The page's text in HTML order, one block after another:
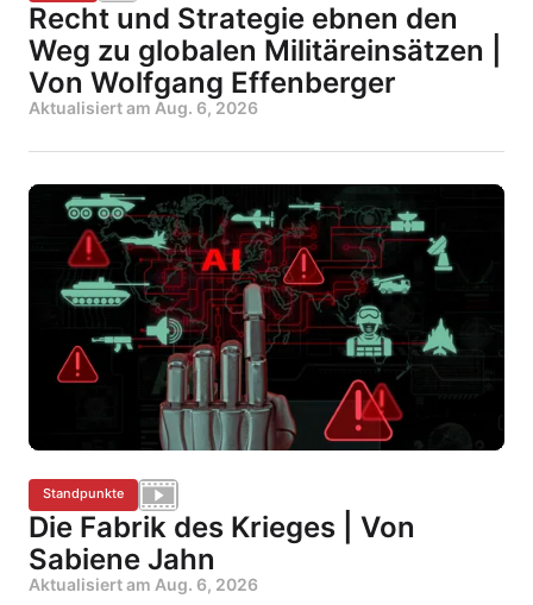
Recht und Strategie ebnen den
Weg zu globalen Militäreinsätzen |
Von Wolfgang Effenberger
Aktualisiert am Aug. 6, 2026
Standpunkte
Die Fabrik des Krieges | Von
Sabiene Jahn
Aktualisiert am Aug. 6, 2026